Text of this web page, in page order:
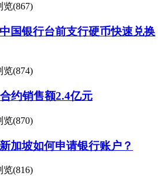
览(867)
国银行台前支行硬币快速兑换
览(874)
约销售额2.4亿元
览(870)
加坡如何申请银行账户？
览(816)